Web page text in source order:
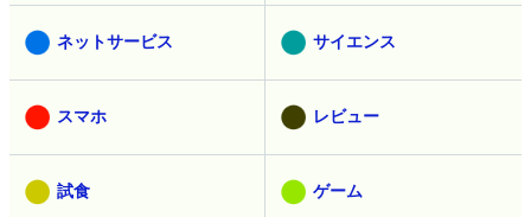
ネットサービス サイエンス
スマホ レビュー
試食 ゲーム